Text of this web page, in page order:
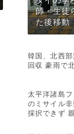
師・生徒
た後移動
韓国、北西
回収 豪雨で
太平洋諸島
のミサイル
採択できず